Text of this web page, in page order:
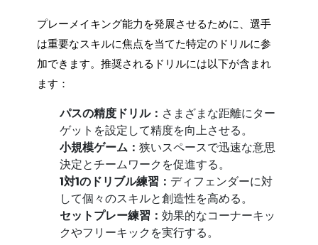
プレーメイキング能力を発展させるために、選手
は重要なスキルに焦点を当てた特定のドリルに参
加できます。推奨されるドリルには以下が含まれ
ます：
パスの精度ドリル： さまざまな距離にター
ゲットを設定して精度を向上させる。
小規模ゲーム： 狭いスペースで迅速な意思
決定とチームワークを促進する。
1対1のドリブル練習： ディフェンダーに対
して個々のスキルと創造性を高める。
セットプレー練習： 効果的なコーナーキッ
クやフリーキックを実行する。